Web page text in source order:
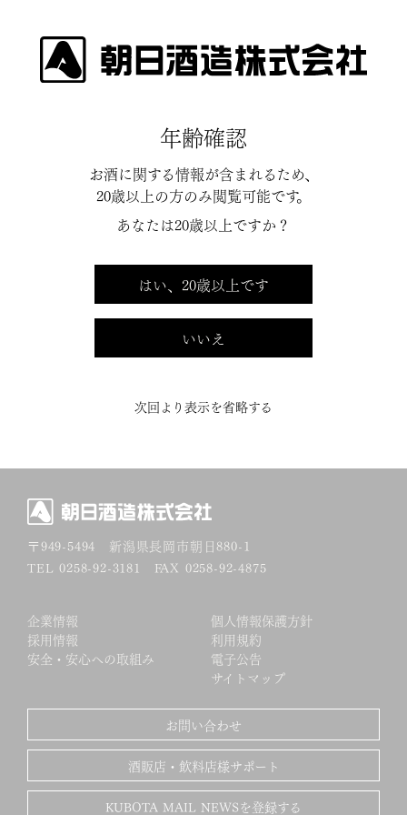
NEWS RELEASE
[%article_list_start%]
[%article_list_end%]
[%navi-pagenation%]
〒949-5494 新潟県長岡市朝日880-1
TEL 0258-92-3181 FAX 0258-92-4875
企業情報
採用情報
安全・安心への取組み
個人情報保護方針
利用規約
電子公告
サイトマップ
お問い合わせ
酒販店・飲料店様サポート
KUBOTA MAIL NEWSを登録する
年齢確認
お酒に関する情報が含まれるため、
20歳以上の方のみ閲覧可能です。
あなたは20歳以上ですか？
はい、20歳以上です
いいえ
次回より表示を省略する